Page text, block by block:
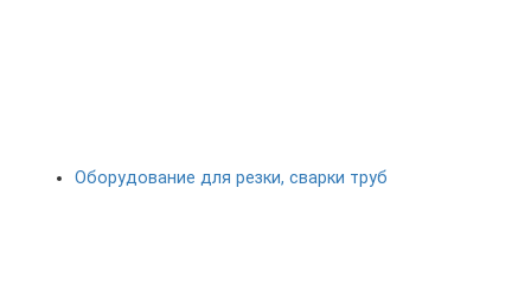
Оборудование для резки, сварки труб